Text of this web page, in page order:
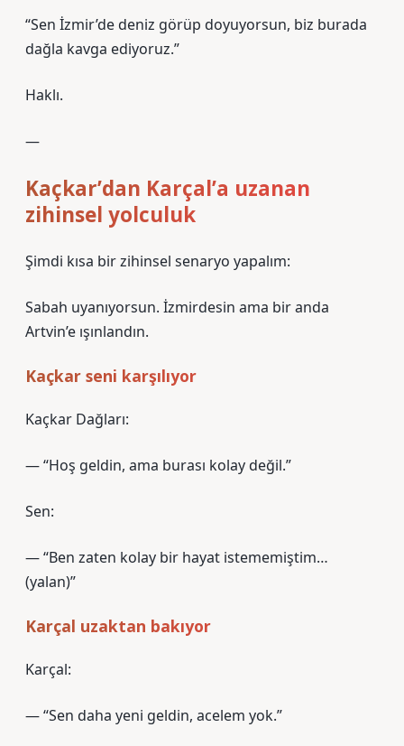
“Sen İzmir’de deniz görüp doyuyorsun, biz burada
dağla kavga ediyoruz.”
Haklı.
—
Kaçkar’dan Karçal’a uzanan
zihinsel yolculuk
Şimdi kısa bir zihinsel senaryo yapalım:
Sabah uyanıyorsun. İzmirdesin ama bir anda
Artvin’e ışınlandın.
Kaçkar seni karşılıyor
Kaçkar Dağları:
— “Hoş geldin, ama burası kolay değil.”
Sen:
— “Ben zaten kolay bir hayat istememiştim…
(yalan)”
Karçal uzaktan bakıyor
Karçal:
— “Sen daha yeni geldin, acelem yok.”